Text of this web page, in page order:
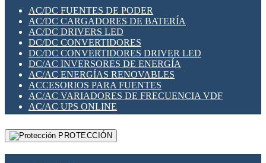
SWITCH Y MICROSWITCH
TARJETAS PI
UNIÓN Y DERIVACIÓN DE CABLE
PLACAS MODULARES IOT
SWITCHES Y REDES WIFI
SOLUCIONES IOT
SOLUCIONES LORAWAN
SOLUCIONES RED CELULAR
SEGURIDAD PARA REDES
SWITCHES LAN
TELEFONÍA IP (VOIP)
VIGILANCIA IP (CCTV)
MESHTASTIC
AC/DC FUENTES DE PODER
AC/DC CARGADORES DE BATERÍA
AC/DC DRIVERS LED
DC/DC CONVERTIDORES
DC/DC CONVERTIDORES DRIVER LED
DC/AC INVERSORES DE ENERGÍA
AC/AC ENERGÍAS RENOVABLES
ACCESORIOS PARA FUENTES
AC/AC VARIADORES DE FRECUENCIA VDF
AC/AC UPS ONLINE
PROTECCIÓN